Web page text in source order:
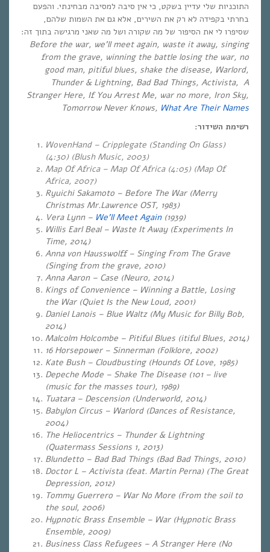
התוכניות שלי עדיין בשקט, כי אין סיבה למסיבה מבחינתי. והפעם
בחרתי בקפידה לא רק את השירים, אלא גם את השמות שלהם,
שסיפרו לי את הסיפור של מה שקורה ושל מה שאני מרגישה בתוך זה:
Before the war, we’ll meet again, waste it away, singing
from the grave, winning the battle losing the war, no
good man, pitiful blues, shake the disease, Warlord,
Thunder & Lightning, Bad Bad Things, Activista, A
Stranger Here, If You Arrest Me, war no more, Iron Sky,
Tomorrow Never Knows, What Are Their Names
רשימת השידור:
WovenHand – Cripplegate (Standing On Glass)
(4:30) (Blush Music, 2003)
Map Of Africa – Map Of Africa (4:05) (Map Of
Africa, 2007)
Ryuichi Sakamoto – Before The War (Merry
Christmas Mr.Lawrence OST, 1983)
Vera Lynn – We’ll Meet Again(1939)
Willis Earl Beal – Waste It Away (Experiments In
Time, 2014)
Anna von Hausswolff – Singing From The Grave
(Singing from the grave, 2010)
Anna Aaron – Case (Neuro, 2014)
Kings of Convenience – Winning a Battle, Losing
the War (Quiet Is the New Loud, 2001)
Daniel Lanois – Blue Waltz (My Music for Billy Bob,
2014)
Malcolm Holcombe – Pitiful Blues (itiful Blues, 2014)
16 Horsepower – Sinnerman (Folklore, 2002)
Kate Bush – Cloudbusting (Hounds Of Love, 1985)
Depeche Mode – Shake The Disease (101 – live
(music for the masses tour), 1989)
Tuatara – Descension (Underworld, 2014)
Babylon Circus – Warlord (Dances of Resistance,
2004)
The Heliocentrics – Thunder & Lightning
(Quatermass Sessions 1, 2013)
Blundetto – Bad Bad Things (Bad Bad Things, 2010)
Doctor L – Activista (feat. Martin Perna) (The Great
Depression, 2012)
Tommy Guerrero – War No More (From the soil to
the soul, 2006)
Hypnotic Brass Ensemble – War (Hypnotic Brass
Ensemble, 2009)
Business Class Refugees – A Stranger Here (No